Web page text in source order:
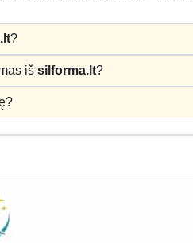
?
išsilforma.lt?